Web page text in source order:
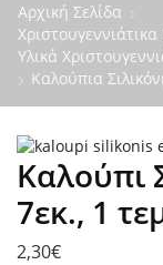
Αρχική Σελίδα
Υλικά
Καλούπια
Καλούπι
7εκ., 1
2,30€